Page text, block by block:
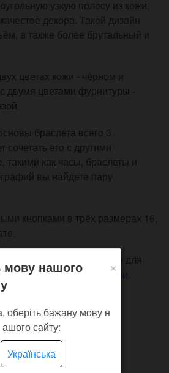
узкую полосу из кожи,
декора. Такой дизайн
а также более брутальный и
цветах кожи - чёрном и
двумя цветами фурнитуры -
браслета всего 3
сочетать его с другими
такими как часы, браслеты и
вы найдете пару
кнопками в трёх размерах 16,
с фотографий доступен для
браслетами.
×
мову нашого
оберіть бажану мову н
ашого сайту:
Українська